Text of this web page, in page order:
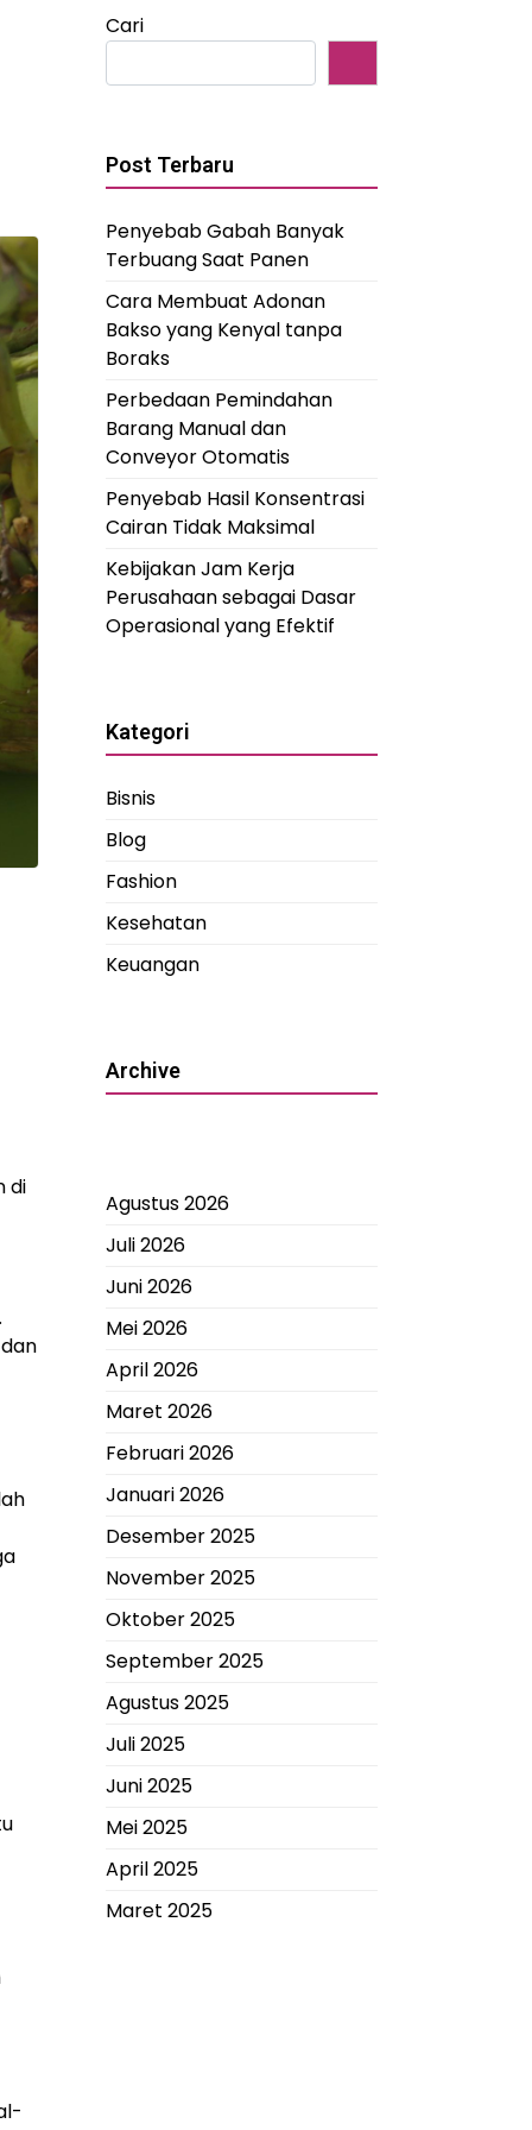
di
Cari
Post Terbaru
Penyebab Gabah Banyak
Terbuang Saat Panen
Cara Membuat Adonan
Bakso yang Kenyal tanpa
Boraks
Perbedaan Pemindahan
Barang Manual dan
Conveyor Otomatis
Penyebab Hasil Konsentrasi
Cairan Tidak Maksimal
Kebijakan Jam Kerja
Perusahaan sebagai Dasar
Operasional yang Efektif
Kategori
Bisnis
Blog
Fashion
Kesehatan
Keuangan
Archive
Agustus 2026
Juli 2026
Juni 2026
Mei 2026
April 2026
Maret 2026
Februari 2026
Januari 2026
Desember 2025
November 2025
Oktober 2025
September 2025
Agustus 2025
Juli 2025
Juni 2025
Mei 2025
April 2025
Maret 2025